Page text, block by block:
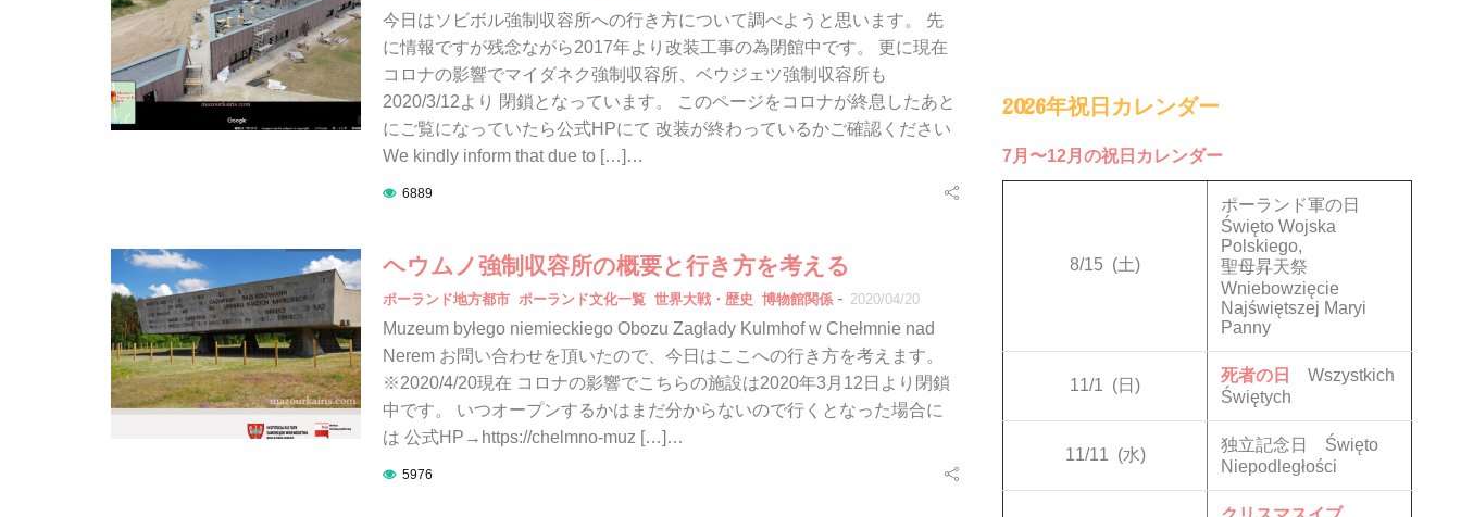
今日はソビボル強制収容所への行き方について調べようと思います。 先
に情報ですが残念ながら2017年より改装工事の為閉館中です。 更に現在
コロナの影響でマイダネク強制収容所、ベウジェツ強制収容所も
2020/3/12より 閉鎖となっています。 このページをコロナが終息したあと
にご覧になっていたら公式HPにて 改装が終わっているかご確認ください
We kindly inform that due to […]…
6889
ヘウムノ強制収容所の概要と行き方を考える
ポーランド地方都市 ポーランド文化一覧 世界大戦・歴史 博物館関係 - 2020/04/20
Muzeum byłego niemieckiego Obozu Zagłady Kulmhof w Chełmnie nad
Nerem お問い合わせを頂いたので、今日はここへの行き方を考えます。
※2020/4/20現在 コロナの影響でこちらの施設は2020年3月12日より閉鎖
中です。 いつオープンするかはまだ分からないので行くとなった場合に
は 公式HP→https://chelmno-muz […]…
5976
2026年祝日カレンダー
7月〜12月の祝日カレンダー
8/15 (土)
ポーランド軍の日
Święto Wojska
Polskiego,
聖母昇天祭
Wniebowzięcie
Najświętszej Maryi
Panny
11/1 (日)
死者の日
Wszystkich
Świętych
11/11 (水)
独立記念日 Święto
Niepodległości